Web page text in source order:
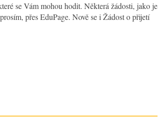
se Vám mohou hodit. Některá žádosti, jako je
přes EduPage. Nově se i Žádost o přijetí